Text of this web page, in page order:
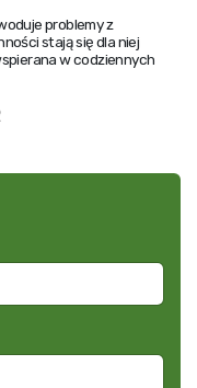
problemy z
stają się dla niej
w codziennych